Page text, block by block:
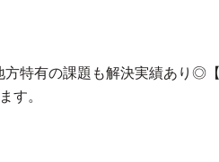
特有の課題も解決実績あり◎【
す。